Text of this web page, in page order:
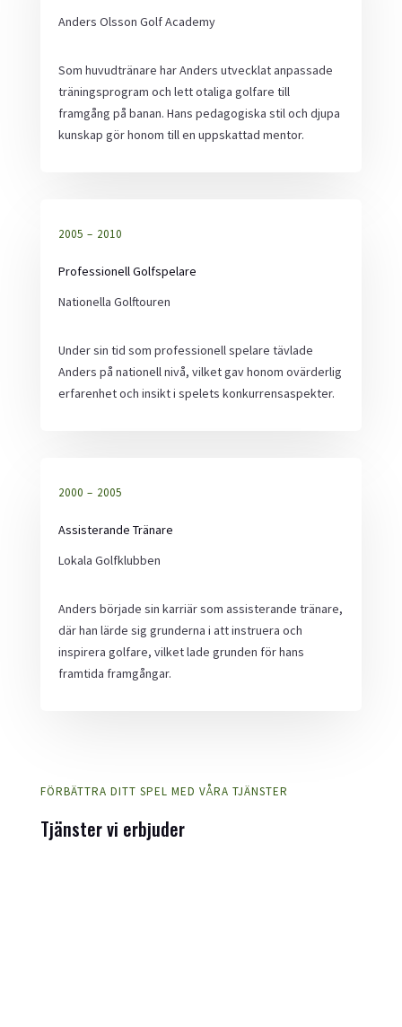
Anders Olsson Golf Academy
Som huvudtränare har Anders utvecklat anpassade
träningsprogram och lett otaliga golfare till
framgång på banan. Hans pedagogiska stil och djupa
kunskap gör honom till en uppskattad mentor.
2005 – 2010
Professionell Golfspelare
Nationella Golftouren
Under sin tid som professionell spelare tävlade
Anders på nationell nivå, vilket gav honom ovärderlig
erfarenhet och insikt i spelets konkurrensaspekter.
2000 – 2005
Assisterande Tränare
Lokala Golfklubben
Anders började sin karriär som assisterande tränare,
där han lärde sig grunderna i att instruera och
inspirera golfare, vilket lade grunden för hans
framtida framgångar.
FÖRBÄTTRA DITT SPEL MED VÅRA TJÄNSTER
Tjänster vi erbjuder